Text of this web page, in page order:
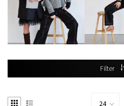
Filter